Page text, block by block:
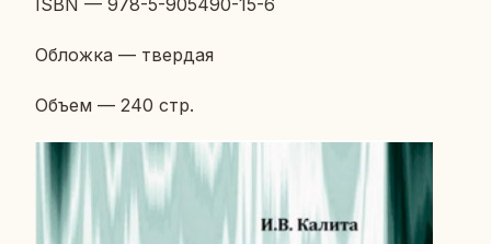
ISBN — 978-5-905490-15-6
Об­лож­ка — твер­дая
Объем — 240 стр.